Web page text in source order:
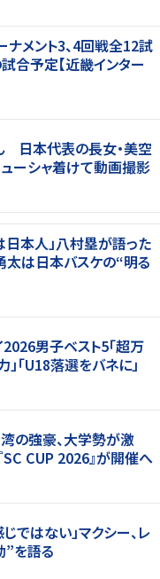
ナメント3、4回戦全12試
合予定【近畿インター
日本代表の長女・美空
ーシャ着けて動画撮影
日本人」八村塁が語った
は日本バスケの“明る
2026男子ベスト5「超万
「U18落選をバネに」
の強豪、大学勢が激
CUP 2026』が開催へ
ではない」マクシー、レ
”を語る